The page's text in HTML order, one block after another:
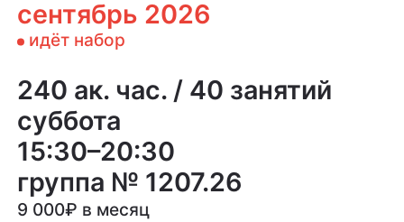
сентябрь 2026
идёт набор
240 ак. час. / 40 занятий
суббота
15:30–20:30
группа № 1207.26
9 000₽ в месяц